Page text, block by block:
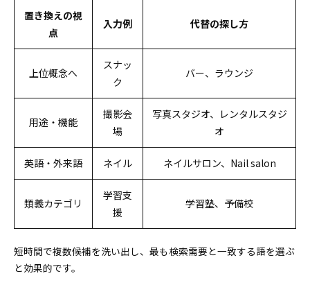
置き換えの視
点
入力例 代替の探し方
上位概念へ
スナッ
ク
バー、ラウンジ
用途・機能
撮影会
場
写真スタジオ、レンタルスタジ
オ
英語・外来語 ネイル ネイルサロン、Nail salon
類義カテゴリ
学習支
援
学習塾、予備校
短時間で複数候補を洗い出し、最も検索需要と一致する語を選ぶ
と効果的です。